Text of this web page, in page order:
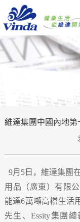
維達集團中國內地
9月 5日，維達集團
用品（廣東）有限
能達6萬噸高檔生活
先生、Essity集團總